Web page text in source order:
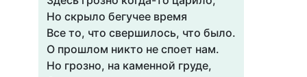
Но скрыло бегучее время
Все то, что свершилось, что было.
О прошлом никто не споет нам.
Но грозно, на каменной груде,